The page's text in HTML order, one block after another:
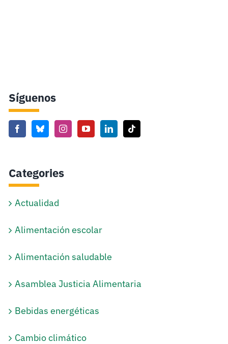
Síguenos
Categories
Actualidad
Alimentación escolar
Alimentación saludable
Asamblea Justicia Alimentaria
Bebidas energéticas
Cambio climático